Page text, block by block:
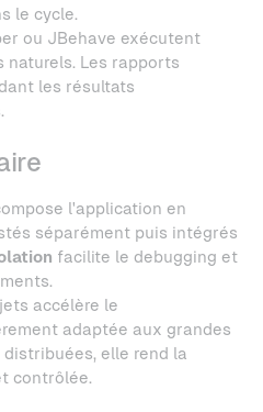
le cycle.
ou JBehave exécutent
naturels. Les rapports
les résultats
l'application en
séparément puis intégrés
facilite le debugging et
accélère le
adaptée aux grandes
elle rend la
contrôlée.